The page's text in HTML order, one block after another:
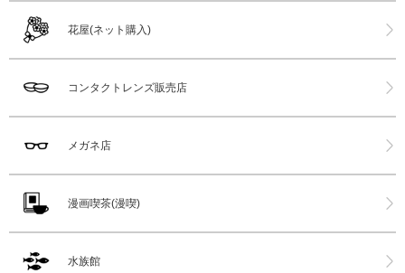
花屋(ネット購入)
コンタクトレンズ販売店
メガネ店
漫画喫茶(漫喫)
水族館